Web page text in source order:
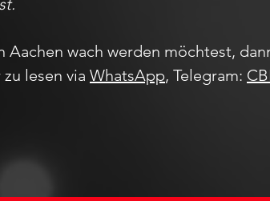
wach werden möchtest,
lesen via WhatsApp, Telegram: